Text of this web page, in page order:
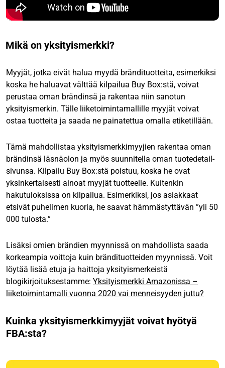
Mikä on yksityismerkki?
Myyjät, jotka eivät halua myydä brändituotteita, esimerkiksi
koska he haluavat välttää kilpailua Buy Box:stä, voivat
perustaa oman brändinsä ja rakentaa niin sanotun
yksityismerkin. Tälle liiketoimintamallille myyjät voivat
ostaa tuotteita ja saada ne painatettua omalla etiketillään.
Tämä mahdollistaa yksityismerkkimyyjien rakentaa oman
brändinsä läsnäolon ja myös suunnitella oman tuotedetail-
sivunsa. Kilpailu Buy Box:stä poistuu, koska he ovat
yksinkertaisesti ainoat myyjät tuotteelle. Kuitenkin
hakutuloksissa on kilpailua. Esimerkiksi, jos asiakkaat
etsivät puhelimen kuoria, he saavat hämmästyttävän ”yli 50
000 tulosta.”
Lisäksi omien brändien myynnissä on mahdollista saada
korkeampia voittoja kuin brändituotteiden myynnissä. Voit
löytää lisää etuja ja haittoja yksityismerkeistä
blogikirjoituksestamme: Yksityismerkki Amazonissa –
liiketoimintamalli vuonna 2020 vai menneisyyden juttu?
Kuinka yksityismerkkimyyjät voivat hyötyä
FBA:sta?